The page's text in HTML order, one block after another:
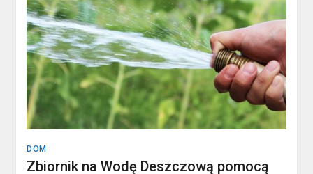
DOM
Zbiornik na Wodę Deszczową pomocą